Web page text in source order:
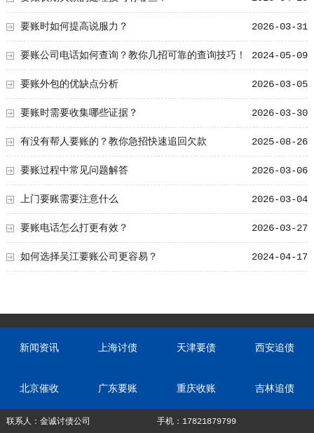
2026-03-31
要账时如何提高说服力？
2024-05-09
要账公司电话如何查询？教你几招可靠的查询技巧！
2026-03-05
要账外包的优缺点分析
2026-03-30
要账时需要收集哪些证据？
2025-08-26
有没有帮人要账的？教你急招快速追回欠款
2026-03-06
要账过程中常见问题解答
2026-03-04
上门要账需要注意什么
2026-03-27
要账电话怎么打更有效？
2024-04-17
如何选择吴江要账公司更容易？
新闻资讯 上海讨债 天津要债 西安追债
北京催收 广东要账 重庆收账 吉林追债
联系人：金诚讨债公司 手机：17821879799